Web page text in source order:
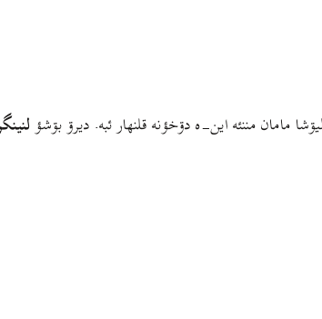
مامان مننئه این-ه دۊخؤنه قلنهار ئبه. دیرۊ بۊشؤ